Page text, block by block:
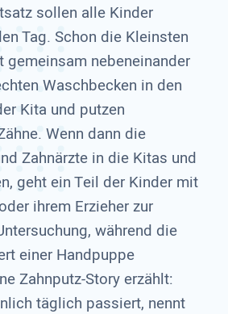
sollen alle Kinder
Tag. Schon die Kleinsten
gemeinsam nebeneinander
Waschbecken in den
Kita und putzen
Wenn dann die
Zahnärzte in die Kitas und
geht ein Teil der Kinder mit
ihrem Erzieher zur
während die
einer Handpuppe
Zahnputz-Story erzählt:
täglich passiert, nennt